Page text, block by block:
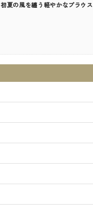
初夏の風を纏う軽やかなブラウス